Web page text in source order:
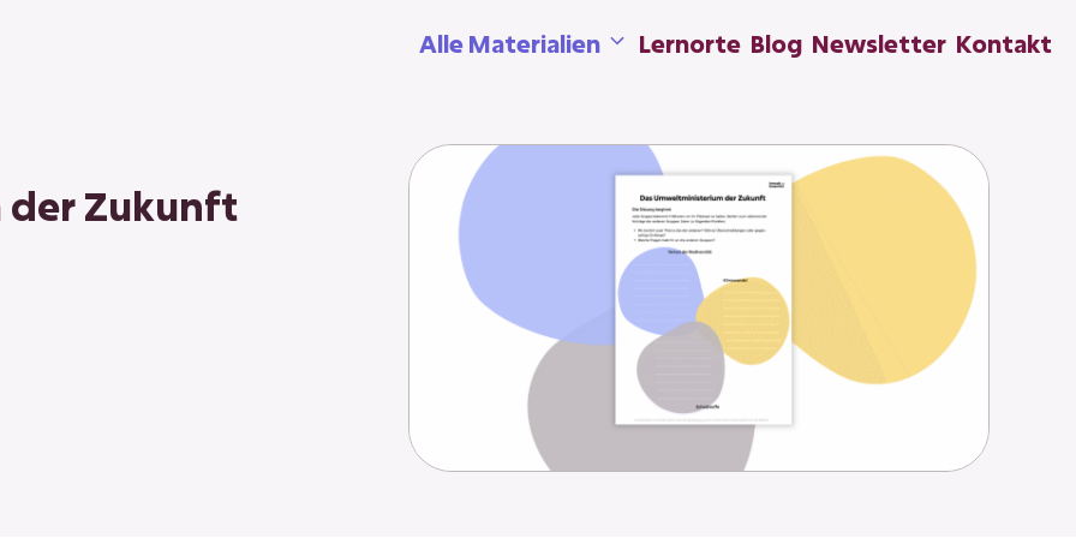
Alle Materialien Lernorte Blog Newsletter Kontakt
der Zukunft